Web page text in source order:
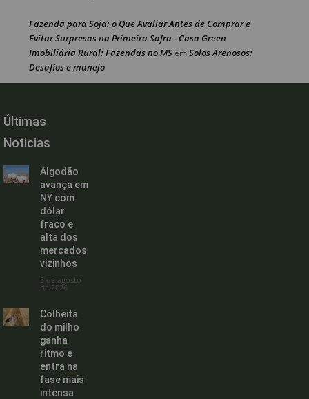
Fazenda para Soja: o Que Avaliar Antes de Comprar e
Evitar Surpresas na Primeira Safra - Casa Green
Imobiliária Rural: Fazendas no MSem Solos Arenosos:
Desafios e manejo
Últimas
Noticias
Algodão
avança em
NY com
dólar
fraco e
alta dos
mercados
vizinhos
5 de agosto
de 2026
Colheita
do milho
ganha
ritmo e
entra na
fase mais
intensa